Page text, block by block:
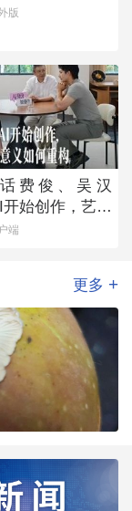
版
费俊、吴汉
始创作，艺术
构
端
更多 +